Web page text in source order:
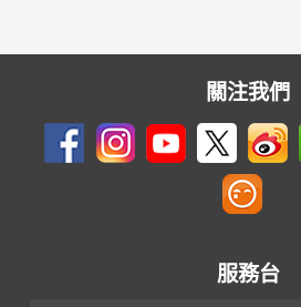
關注我們
服務台